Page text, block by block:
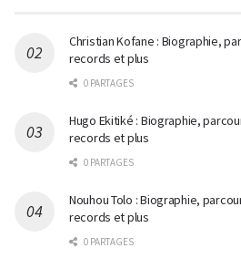
Christian Kofane : Biographie,
records et plus
0 PARTAGES
Hugo Ekitiké : Biographie,
records et plus
0 PARTAGES
Nouhou Tolo : Biographie,
records et plus
0 PARTAGES